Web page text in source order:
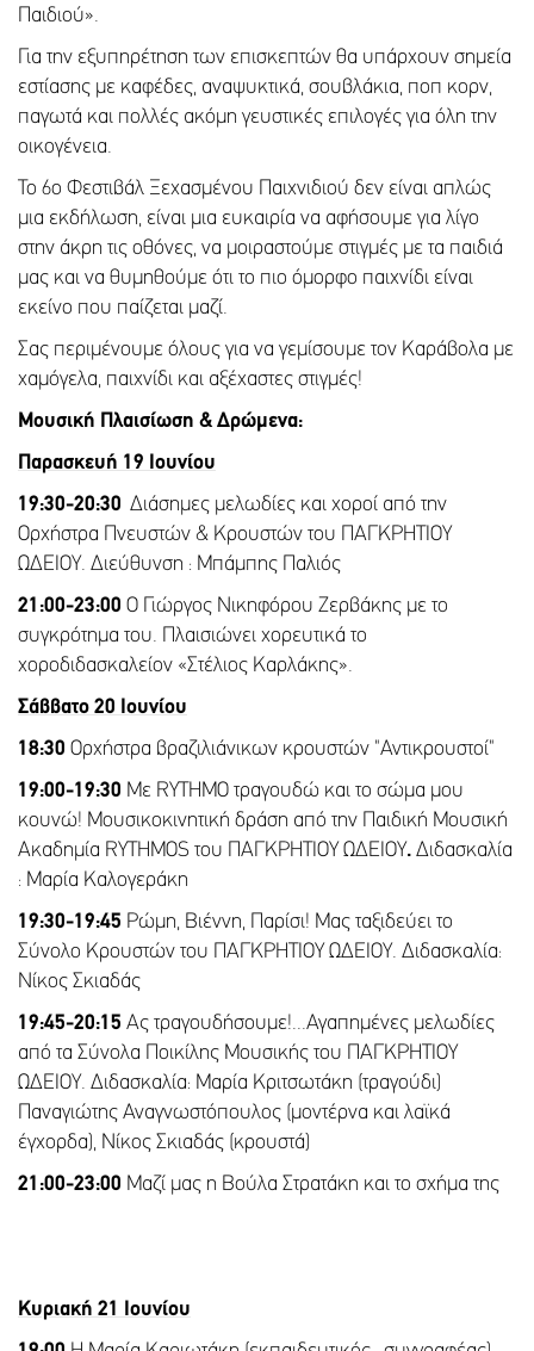
Παιδιού».
Για την εξυπηρέτηση των επισκεπτών θα υπάρχουν σημεία
εστίασης με καφέδες, αναψυκτικά, σουβλάκια, ποπ κορν,
παγωτά και πολλές ακόμη γευστικές επιλογές για όλη την
οικογένεια.
Το 6ο Φεστιβάλ Ξεχασμένου Παιχνιδιού δεν είναι απλώς
μια εκδήλωση, είναι μια ευκαιρία να αφήσουμε για λίγο
στην άκρη τις οθόνες, να μοιραστούμε στιγμές με τα παιδιά
μας και να θυμηθούμε ότι το πιο όμορφο παιχνίδι είναι
εκείνο που παίζεται μαζί.
Σας περιμένουμε όλους για να γεμίσουμε τον Καράβολα με
χαμόγελα, παιχνίδι και αξέχαστες στιγμές!
Μουσική Πλαισίωση & Δρώμενα:
Παρασκευή 19 Ιουνίου
19:30-20:30 Διάσημες μελωδίες και χοροί από την
Ορχήστρα Πνευστών & Κρουστών του ΠΑΓΚΡΗΤΙΟΥ
ΩΔΕΙΟΥ. Διεύθυνση : Μπάμπης Παλιός
21:00-23:00 Ο Γιώργος Νικηφόρου Ζερβάκης με το
συγκρότημα του. Πλαισιώνει χορευτικά το
χοροδιδασκαλείον «Στέλιος Καρλάκης».
Σάββατο 20 Ιουνίου
18:30 Ορχήστρα βραζιλιάνικων κρουστών "Αντικρουστοί"
19:00-19:30 Με RYTHMO τραγουδώ και το σώμα μου
κουνώ! Μουσικοκινητική δράση από την Παιδική Μουσική
Ακαδημία RYTHMOS του ΠΑΓΚΡΗΤΙΟΥ ΩΔΕΙΟΥ. Διδασκαλία
: Μαρία Καλογεράκη
19:30-19:45 Ρώμη, Βιέννη, Παρίσι! Μας ταξιδεύει το
Σύνολο Κρουστών του ΠΑΓΚΡΗΤΙΟΥ ΩΔΕΙΟΥ. Διδασκαλία:
Νίκος Σκιαδάς
19:45-20:15 Ας τραγουδήσουμε!...Αγαπημένες μελωδίες
από τα Σύνολα Ποικίλης Μουσικής του ΠΑΓΚΡΗΤΙΟΥ
ΩΔΕΙΟΥ. Διδασκαλία: Μαρία Κριτσωτάκη (τραγούδι)
Παναγιώτης Αναγνωστόπουλος (μοντέρνα και λαϊκά
έγχορδα), Νίκος Σκιαδάς (κρουστά)
21:00-23:00 Μαζί μας η Βούλα Στρατάκη και το σχήμα της
Κυριακή 21 Ιουνίου